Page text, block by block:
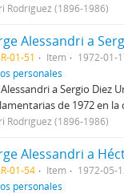
Rodríguez (1896-1986)
Alessandri a
01-51 Item
1972-01-
personales
a Sergio Diez
de 1972 en la
Rodríguez (1896-1986)
Alessandri a
01-54 Item
1972-05-
personales